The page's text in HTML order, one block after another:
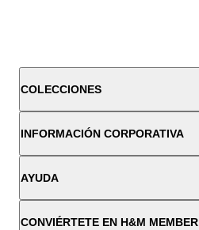
COLECCIONES
INFORMACIÓN CORPORATIVA
AYUDA
CONVIÉRTETE EN H&M MEMBER